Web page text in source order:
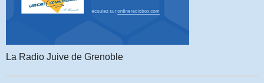
La Radio Juive de Grenoble